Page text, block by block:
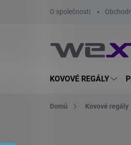
O společnosti
KOVOVÉ REGÁLY
Domů Kovové regály